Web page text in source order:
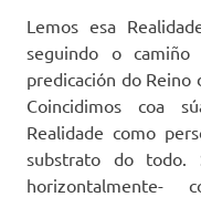
Lemos esa
seguindo o
predicación do Reino
Coincidimos coa
Realidade como
substrato do todo.
horizontalmente-